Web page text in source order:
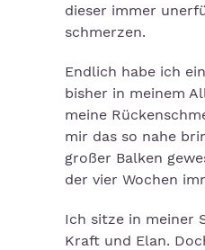
dieser immer
schmerzen.
Endlich habe ich
bisher in meinem
meine
mir das so nahe
großer Balken
der vier Wochen
Ich sitze in meiner
Kraft und Elan.